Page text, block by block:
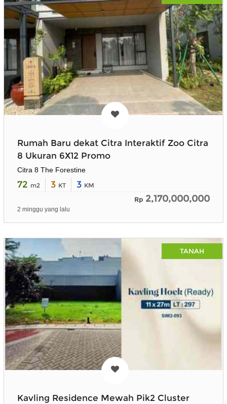
Rumah Baru dekat Citra Interaktif Zoo Citra
8 Ukuran 6X12 Promo
Citra 8 The Forestine
72 m2 3 KT 3 KM
Rp 2,170,000,000
2 minggu yang lalu
TANAH
Kavling Residence Mewah Pik2 Cluster